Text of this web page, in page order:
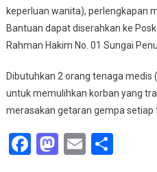
keperluan wanita), perlengkapan
Bantuan dapat diserahkan ke
Rahman Hakim No. 01 Sungai
Dibutuhkan 2 orang tenaga medis
untuk memulihkan korban yang
merasakan getaran gempa setiap
Facebook
Mastodon
EmailShare